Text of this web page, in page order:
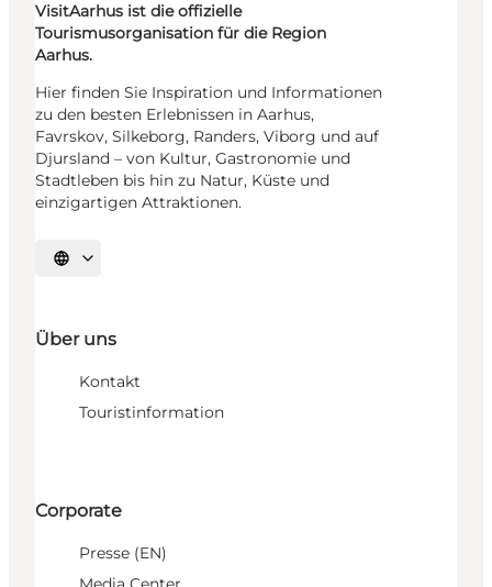
VisitAarhus ist die offizielle
Tourismusorganisation für die Region
Aarhus.
Hier finden Sie Inspiration und Informationen
zu den besten Erlebnissen in Aarhus,
Favrskov, Silkeborg, Randers, Viborg und auf
Djursland – von Kultur, Gastronomie und
Stadtleben bis hin zu Natur, Küste und
einzigartigen Attraktionen.
Sprache auswählen
Über uns
Kontakt
Touristinformation
Corporate
Presse (EN)